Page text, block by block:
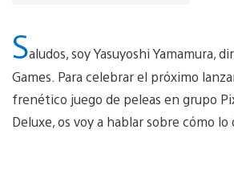
Saludos, soy Yasuyoshi Yamamura,
Games. Para celebrar el próximo
frenético juego de peleas en grupo
Deluxe, os voy a hablar sobre cómo lo